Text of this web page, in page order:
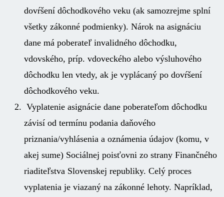
dovŕšení dôchodkového veku (ak samozrejme splní
všetky zákonné podmienky). Nárok na asignáciu
dane má poberateľ invalidného dôchodku,
vdovského, príp. vdoveckého alebo výsluhového
dôchodku len vtedy, ak je vyplácaný po dovŕšení
dôchodkového veku.
Vyplatenie asignácie dane poberateľom dôchodku
závisí od termínu podania daňového
priznania/vyhlásenia a oznámenia údajov (komu, v
akej sume) Sociálnej poisťovni zo strany Finančného
riaditeľstva Slovenskej republiky. Celý proces
vyplatenia je viazaný na zákonné lehoty. Napríklad,